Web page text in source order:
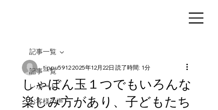
記事一覧
レポート
お客様の声
記事一覧
しゃぼん玉１つでもいろんな
楽しみ方があり、子どもたち
tippu59122025年12月22日 読了時間: 1分